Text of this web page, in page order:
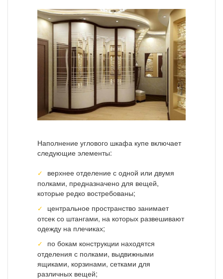
Наполнение углового шкафа купе включает
следующие элементы:
верхнее отделение с одной или двумя
полками, предназначено для вещей,
которые редко востребованы;
центральное пространство занимает
отсек со штангами, на которых развешивают
одежду на плечиках;
по бокам конструкции находятся
отделения с полками, выдвижными
ящиками, корзинами, сетками для
различных вещей;